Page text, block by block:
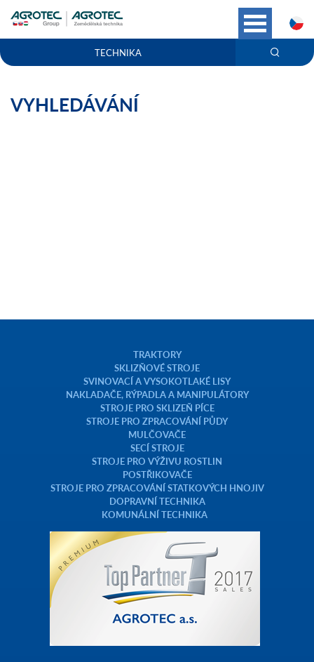
TECHNIKA
VYHLEDÁVÁNÍ
TRAKTORY
SKLIZŇOVÉ STROJE
SVINOVACÍ A VYSOKOTLAKÉ LISY
NAKLADAČE, RÝPADLA A MANIPULÁTORY
STROJE PRO SKLIZEŇ PÍCE
STROJE PRO ZPRACOVÁNÍ PŮDY
MULČOVAČE
SECÍ STROJE
STROJE PRO VÝŽIVU ROSTLIN
POSTŘIKOVAČE
STROJE PRO ZPRACOVÁNÍ STATKOVÝCH HNOJIV
DOPRAVNÍ TECHNIKA
KOMUNÁLNÍ TECHNIKA